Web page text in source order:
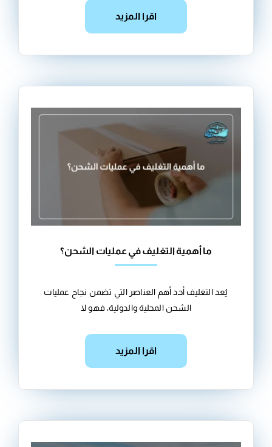
اقرا المزيد
ما أهمية التغليف في عمليات الشحن؟
يُعد التغليف أحد أهم العناصر التي تضمن نجاح عمليات
الشحن المحلية والدولية، فهو لا
اقرا المزيد